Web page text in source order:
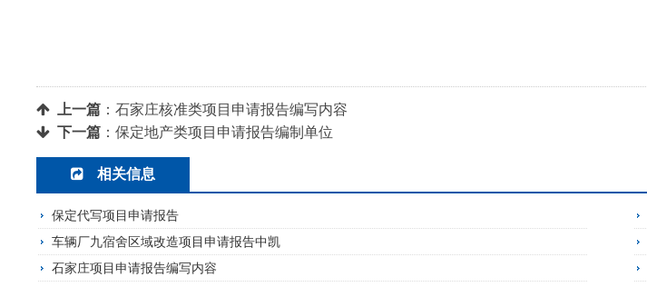
上一篇 ：石家庄核准类项目申请报告编写内容
下一篇 ：保定地产类项目申请报告编制单位
相关信息
保定代写项目申请报告
车辆厂九宿舍区域改造项目申请报告中凯
石家庄项目申请报告编写内容